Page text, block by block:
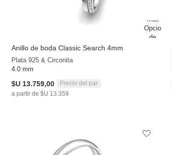
Anillo de boda Classic Search 4mm
Plata 925 & Circonita
4.0 mm
$U 13.759,00
Precio del par
a partir de $U 13.359